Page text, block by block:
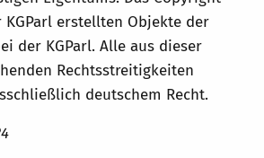
erstellten Objekte der
der KGParl. Alle aus dieser
Rechtsstreitigkeiten
deutschem Recht.